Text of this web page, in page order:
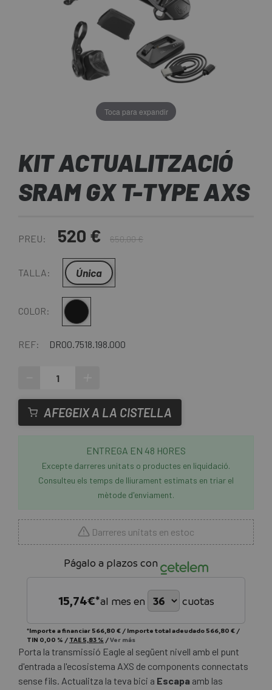
Toca para expandir
KIT ACTUALITZACIÓ
SRAM GX T-TYPE AXS
PREU: 520 € 650,00 €
TALLA: Única
COLOR: Negre
REF: DR00.7518.198.000
AFEGEIX A LA CISTELLA
ENTREGA EN 48 HORES
Excepte darreres unitats o productes en liquidació.
Consulteu els temps de lliurament estimats en triar el
mètode d'enviament.
Darreres unitats en estoc
Págalo a plazos con
15,74€*al mes en cuotas
*Importe a financiar 566,80 € / Importe total adeudado 566,80 € /
TIN 0,00 % / TAE 5,83 % /Ver más
Porta la transmissió Eagle al següent nivell amb el punt
d'entrada a l'ecosistema AXS de components connectats
sense fils. Actualitza la teva bici a Escapa amb las